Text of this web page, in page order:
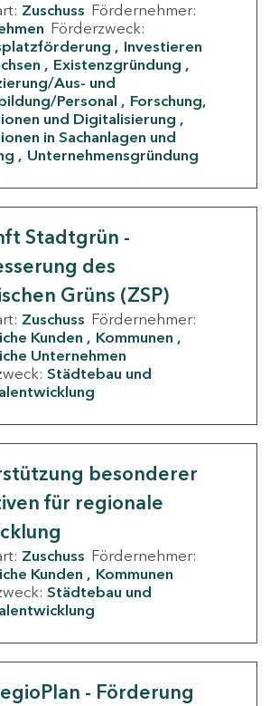
Zuschuss Fördernehmer:
Förderzweck:
Investieren
Existenzgründung
Aus- und
Personal
Forschung,
und Digitalisierung
in Sachanlagen und
Unternehmensgründung
Stadtgrün -
des
Grüns (ZSP)
Zuschuss Fördernehmer:
Kunden
Kommunen
Unternehmen
Städtebau und
besonderer
für regionale
Zuschuss Fördernehmer:
Kunden
Kommunen
Städtebau und
- Förderung